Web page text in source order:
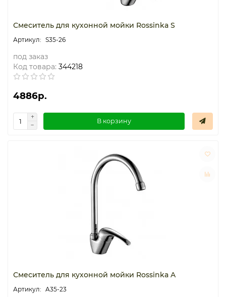
Смеситель для кухонной мойки Rossinka S
S35-26
под заказ
Код товара: 344218
4886р.
В корзину
Смеситель для кухонной мойки Rossinka A
A35-23